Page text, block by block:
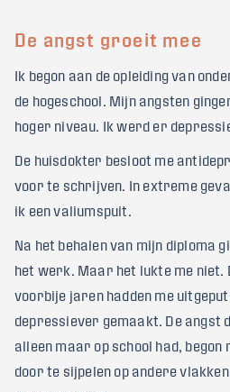
De angst groeit mee
Ik begon aan de opleiding van
de hogeschool. Mijn angsten
hoger niveau. Ik werd er
De huisdokter besloot me
voor te schrijven. In extreme
ik een valiumspuit.
Na het behalen van mijn diploma
het werk. Maar het lukte me niet.
voorbije jaren hadden me uitgeput
depressiever gemaakt. De angst
alleen maar op school had, begon
door te sijpelen op andere